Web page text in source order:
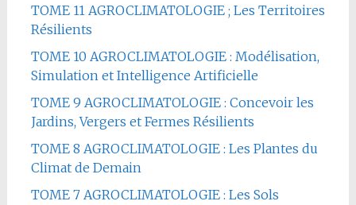
TOME 11 AGROCLIMATOLOGIE ; Les Territoires
Résilients
TOME 10 AGROCLIMATOLOGIE : Modélisation,
Simulation et Intelligence Artificielle
TOME 9 AGROCLIMATOLOGIE : Concevoir les
Jardins, Vergers et Fermes Résilients
TOME 8 AGROCLIMATOLOGIE : Les Plantes du
Climat de Demain
TOME 7 AGROCLIMATOLOGIE : Les Sols